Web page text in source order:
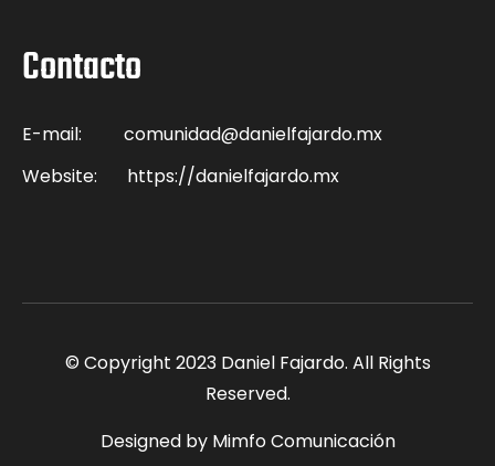
Contacto
E-mail:
comunidad@danielfajardo.mx
Website:
https://danielfajardo.mx
© Copyright 2023 Daniel Fajardo. All Rights
Reserved.
Designed by Mimfo Comunicación